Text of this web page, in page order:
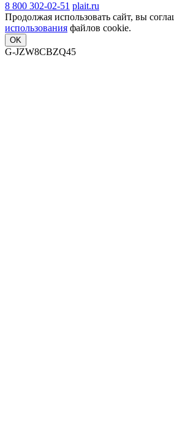
8 800 302-02-51 plait.ru
Продолжая использовать сайт, вы
использования файлов cookie.
OK
G-JZW8CBZQ45